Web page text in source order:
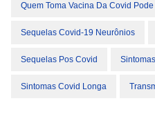
Quem Toma Vacina Da Covid
Sequelas Covid-19 Neurônios
Sequelas Pos Covid
Sintomas Covid Longa